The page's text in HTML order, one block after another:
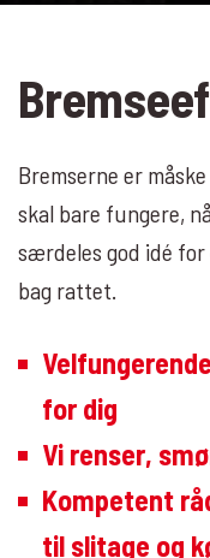
Bremserne er
skal bare fungere,
særdeles god idé
bag rattet.
for dig
Vi renser,
Kompetent
til slitage og